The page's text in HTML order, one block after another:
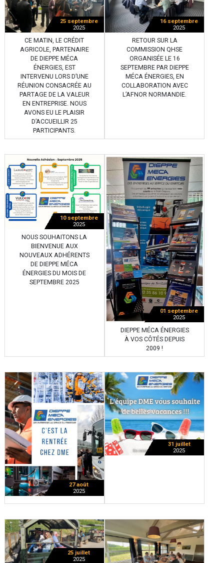
25 septembre
2025
CE MATIN, LE CRÉDIT
AGRICOLE, PARTENAIRE
DE DIEPPE MÉCA
ÉNERGIES, EST
INTERVENU LORS D’UNE
RÉUNION CONSACRÉE AU
PARTAGE DE LA VALEUR
EN ENTREPRISE. NOUS
AVONS EU LE PLAISIR
D’ACCUEILLIR 25
PARTICIPANTS.
16 septembre
2025
RETOUR SUR LA
COMMISSION QHSE
ORGANISÉE LE 16
SEPTEMBRE PAR DIEPPE
MÉCA ÉNERGIES, EN
COLLABORATION AVEC
L’AFNOR NORMANDIE.
10 septembre
2025
NOUS SOUHAITONS LA
BIENVENUE AUX
NOUVEAUX ADHÉRENTS
DE DIEPPE MÉCA
ÉNERGIES DU MOIS DE
SEPTEMBRE 2025
01 septembre
2025
DIEPPE MÉCA ÉNERGIES
À VOS CÔTÉS DEPUIS
2009 !
27 août
2025
31 juillet
2025
25 juillet
2025